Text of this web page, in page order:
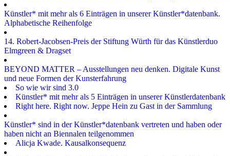
Künstler* mit mehr als 6 Einträgen in unserer Künstler*datenbank.
Alphabetische Reihenfolge
14. Robert-Jacobsen-Preis der Stiftung Würth für das Künstlerduo
Elmgreen & Dragset
BEYOND MATTER – Ausstellungen neu denken. Digitale Kunst
und neue Formen der Kunsterfahrung
So wie wir sind 3.0
Künstler* mit mehr als 5 Einträgen in unserer Künstlerdatenbank
Right here. Right now. Jeppe Hein zu Gast in der Sammlung
Künstler* sind in der Künstler*datenbank vertreten und haben oder
haben nicht an Biennalen teilgenommen
Alicja Kwade. Kausalkonsequenz